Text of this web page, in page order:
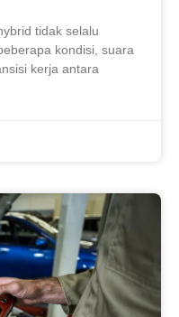
tidak selalu
kondisi, suara
kerja antara